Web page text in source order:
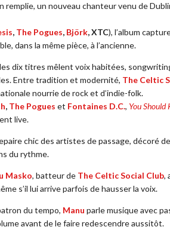
remplie, un nouveau chanteur venu de
, The Pogues, Björk, XTC), l’album
dans la même pièce, à l’ancienne.
dix titres mêlent voix habitées,
Entre tradition et modernité, The Celtic
nourrie de rock et d’indie-folk.
, The Pogues et Fontaines D.C., You Should
live.
chic des artistes de passage, décoré
du rythme.
Masko, batteur de The Celtic Social Club,
s’il lui arrive parfois de hausser la voix.
du tempo, Manu parle musique avec
avant de le faire redescendre aussitôt.